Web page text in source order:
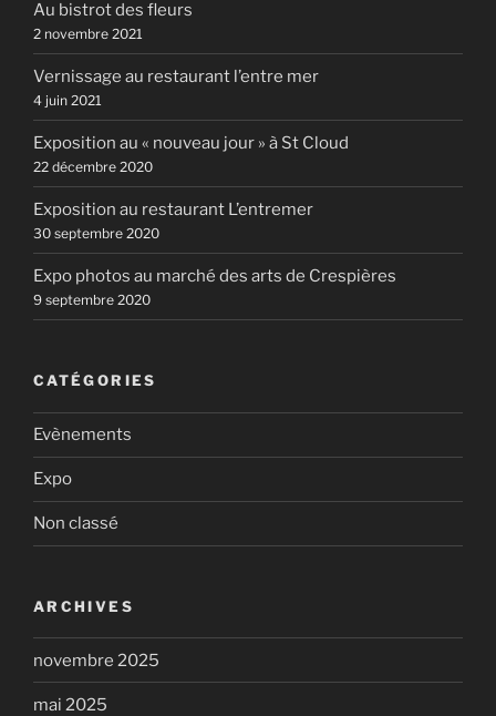
Au bistrot des fleurs
2 novembre 2021
Vernissage au restaurant l’entre mer
4 juin 2021
Exposition au « nouveau jour » à St Cloud
22 décembre 2020
Exposition au restaurant L’entremer
30 septembre 2020
Expo photos au marché des arts de Crespières
9 septembre 2020
CATÉGORIES
Evènements
Expo
Non classé
ARCHIVES
novembre 2025
mai 2025